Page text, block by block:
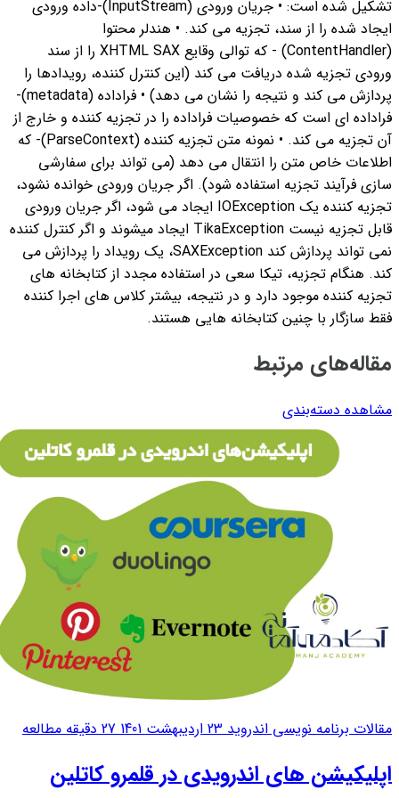
تشکیل شده است:
• جریان ورودی (InputStream)-داده ورودی
ایجاد شده را از سند، تجزیه می کند. • هندلر محتوا
(ContentHandler) - که توالی وقایع XHTML SAX را از سند
ورودی تجزیه شده دریافت می کند (این کنترل کننده، رویدادها را
پردازش می کند و نتیجه را نشان می دهد)
• فراداده (metadata)-
فراداده ای است که خصوصیات فراداده را در تجزیه کننده و خارج از
آن تجزیه می کند.
• نمونه متن تجزیه کننده (ParseContext)- که
اطلاعات خاص متن را انتقال می دهد (می تواند برای سفارشی
سازی فرآیند تجزیه استفاده شود). اگر جریان ورودی خوانده نشود،
تجزیه کننده یک IOException ایجاد می شود، اگر جریان ورودی
قابل تجزیه نیست TikaException ایجاد می‏شوند و اگر کنترل کننده
نمی تواند پردازش کند SAXException، یک رویداد را پردازش می
کند. هنگام تجزیه، تیکا سعی در استفاده مجدد از کتابخانه های
تجزیه کننده موجود دارد و در نتیجه، بیشتر کلاس های اجرا کننده
فقط سازگار با چنین کتابخانه هایی هستند.
مقاله‌های مرتبط
مشاهده دسته‌بندی
مقالات برنامه نویسی اندروید 23 اردیبهشت 1401 27 دقیقه مطالعه
اپلیکیشن های اندرویدی در قلمرو کاتلین